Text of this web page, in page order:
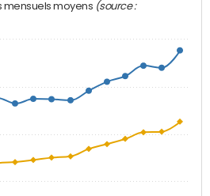
mensuels moyens (source :